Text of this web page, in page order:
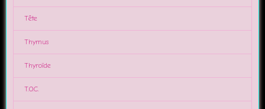
Tête
Thymus
Thyroïde
T.O.C.